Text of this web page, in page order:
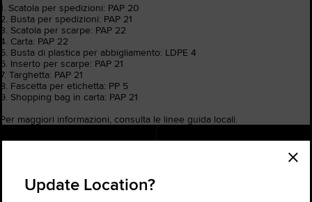
1. Scatola per spedizioni: PAP 20
2. Busta per spedizioni: PAP 21
3. Scatola per scarpe: PAP 22
4. Carta: PAP 22
5. Busta di plastica per abbigliamento: LDPE 4
6. Inserto per scarpe: PAP 21
7. Targhetta: PAP 21
8. Fascetta per etichetta: PP 5
9. Shopping bag in carta: PAP 21
Per maggiori informazioni, consulta le linee guida locali.
Stato dell'ordine
Trova un Negozio
Informazioni
Registrati per ricevere novità ed
Update Location?